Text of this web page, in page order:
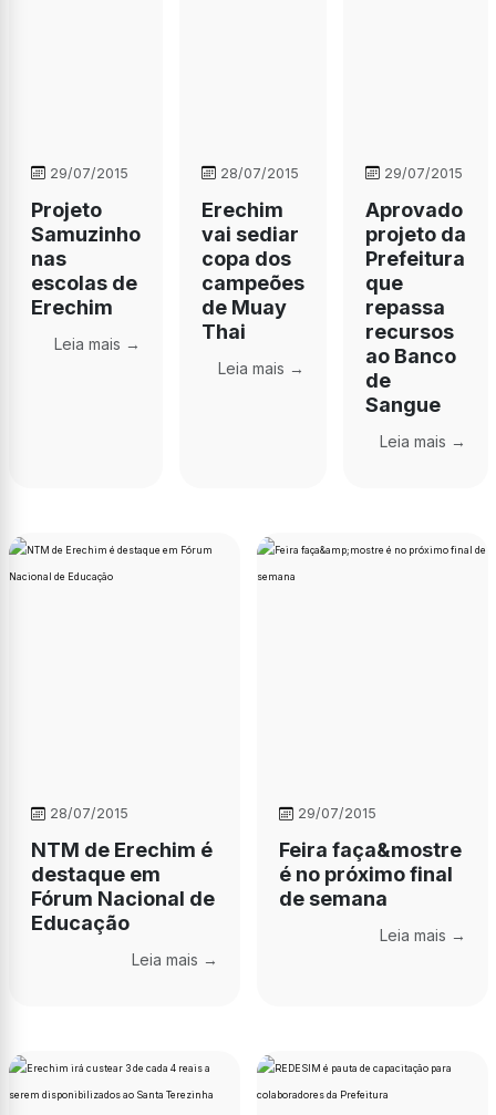
29/07/2015
Projeto
Samuzinho
nas
escolas de
Erechim
Leia mais →
28/07/2015
Erechim
vai sediar
copa dos
campeões
de Muay
Thai
Leia mais →
29/07/2015
Aprovado
projeto da
Prefeitura
que
repassa
recursos
ao Banco
de
Sangue
Leia mais →
28/07/2015
NTM de Erechim é
destaque em
Fórum Nacional de
Educação
Leia mais →
29/07/2015
Feira faça&mostre
é no próximo final
de semana
Leia mais →